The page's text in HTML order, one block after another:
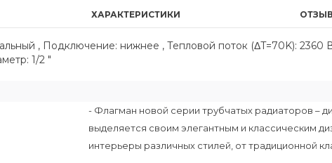
ХАРАКТЕРИСТИКИ
, Подключение: нижнее , Тепловой поток (ΔT=70K):
1/2 "
- Флагман новой серии трубчатых радиаторов –
выделяется своим элегантным и классическим
интерьеры различных стилей, от традиционной